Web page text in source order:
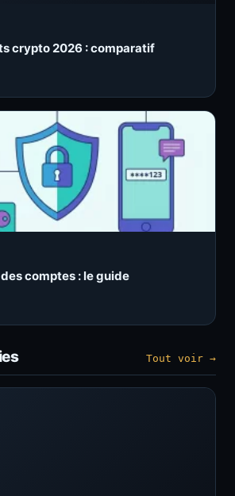
crypto 2026 : comparatif
comptes : le guide
Tout voir →